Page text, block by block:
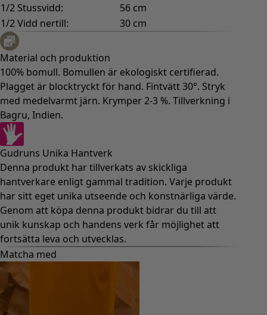
1/2 Stussvidd:
56 cm
1/2 Vidd nertill:
30 cm
Material och produktion
100% bomull. Bomullen är ekologiskt certifierad.
Plagget är blocktryckt för hand. Fintvätt 30°. Stryk
med medelvarmt järn. Krymper 2-3 %. Tillverkning i
Bagru, Indien.
Gudruns Unika Hantverk
Denna produkt har tillverkats av skickliga
hantverkare enligt gammal tradition. Varje produkt
har sitt eget unika utseende och konstnärliga värde.
Genom att köpa denna produkt bidrar du till att
unik kunskap och handens verk får möjlighet att
fortsätta leva och utvecklas.
Matcha med